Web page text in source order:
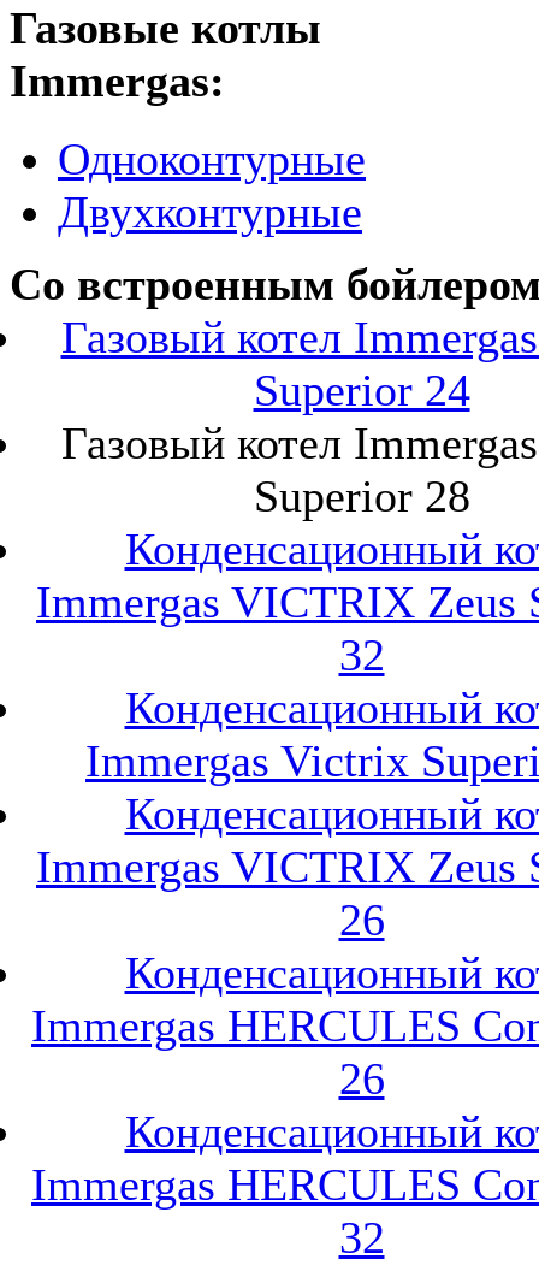
Газовые котлы
Immergas:
Одноконтурные
Двухконтурные
Со встроенным
Газовый котел
Superior 24
Газовый котел
Superior 28
Конденсационный
Immergas VICTRIX Zeus
32
Конденсационный
Immergas Victrix
Конденсационный
Immergas VICTRIX Zeus
26
Конденсационный
Immergas HERCULES
26
Конденсационный
Immergas HERCULES
32